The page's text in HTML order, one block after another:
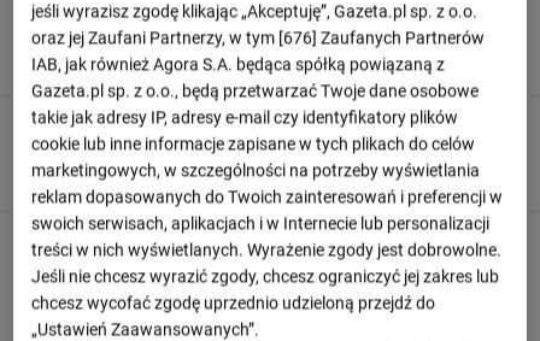
Dobra próbę wykonuje Tyrhys Dolan. Skierował piłkę na
bramkę, ale bramkarz broni.
+ 3'
Espanyol próbuja stworzyć jakąś akcję.
90+ 3'
Real Sociedad rozpoczyna od rzutu z autu na własnej
połowie
jeśli wyrazisz zgodę klikając „Akceptuję”, Gazeta.pl sp. z o.o.
oraz jej Zaufani Partnerzy, w tym [676] Zaufanych Partnerów
IAB, jak również Agora S.A. będąca spółką powiązaną z
Gazeta.pl sp. z o.o., będą przetwarzać Twoje dane osobowe
takie jak adresy IP, adresy e-mail czy identyfikatory plików
cookie lub inne informacje zapisane w tych plikach do celów
marketingowych, w szczególności na potrzeby wyświetlania
reklam dopasowanych do Twoich zainteresowań i preferencji w
swoich serwisach, aplikacjach i w Internecie lub personalizacji
treści w nich wyświetlanych. Wyrażenie zgody jest dobrowolne.
Jeśli nie chcesz wyrazić zgody, chcesz ograniczyć jej zakres lub
chcesz wycofać zgodę uprzednio udzieloną przejdź do
„Ustawień Zaawansowanych”.